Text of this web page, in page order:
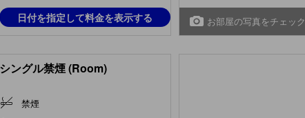
日付を指定して料金を表示する お部屋の写真をチェック
シングル禁煙 (Room)
禁煙